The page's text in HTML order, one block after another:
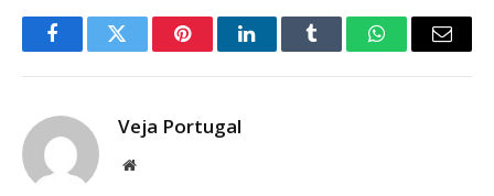
FacebookTwitter PinterestLinkedInTumblr WhatsAppEmail
Veja Portugal
Website